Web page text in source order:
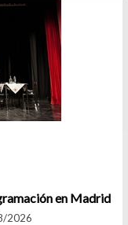
en Madrid
2026